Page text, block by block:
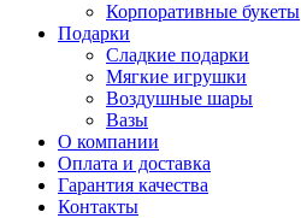
Корпоративные букеты
Подарки
Сладкие подарки
Мягкие игрушки
Воздушные шары
Вазы
О компании
Оплата и доставка
Гарантия качества
Контакты